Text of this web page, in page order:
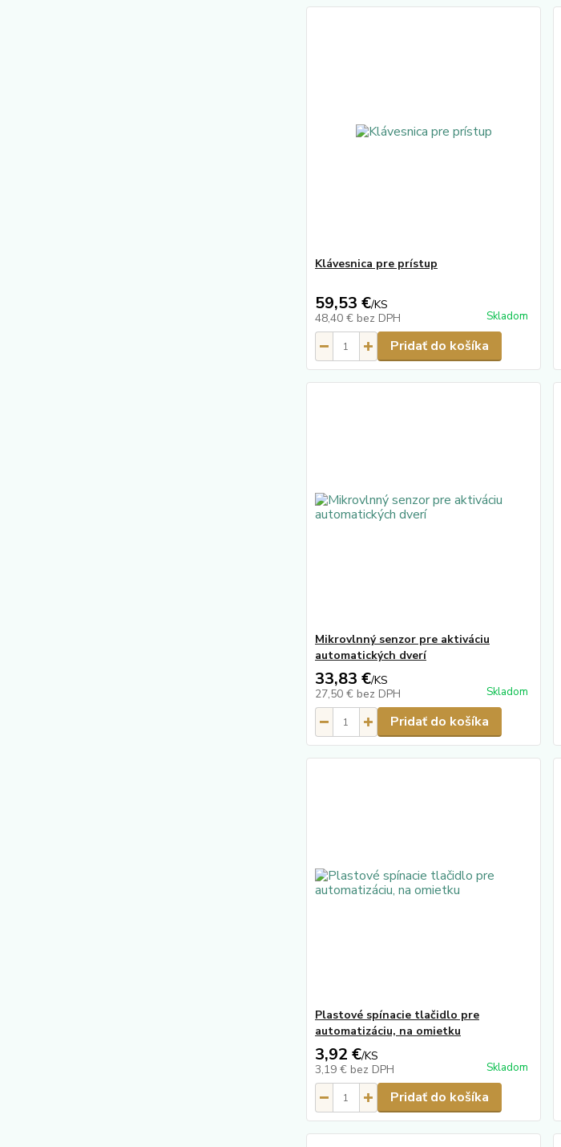
Klávesnica pre prístup
59,53 €/KS
48,40 € bez DPH Skladom
Pridať do košíka
Mikrovlnný senzor pre aktiváciu
automatických dverí
33,83 €/KS
27,50 € bez DPH Skladom
Pridať do košíka
Plastové spínacie tlačidlo pre
automatizáciu, na omietku
3,92 €/KS
3,19 € bez DPH Skladom
Pridať do košíka